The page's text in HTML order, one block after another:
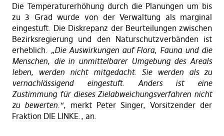
Die Temperaturerhöhung durch die Planungen um bis
zu 3 Grad wurde von der Verwaltung als marginal
eingestuft. Die Diskrepanz der Beurteilungen zwischen
Bezirksregierung und den Naturschutzverbänden ist
erheblich. „Die Auswirkungen auf Flora, Fauna und die
Menschen, die in unmittelbarer Umgebung des Areals
leben, werden nicht mitgedacht. Sie werden als zu
vernachlässigend eingestuft. Anders ist eine
Zustimmung für dieses Zielabweichungsverfahren nicht
zu bewerten.“, merkt Peter Singer, Vorsitzender der
Fraktion DIE LINKE., an.